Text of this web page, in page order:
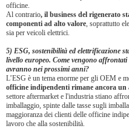
officine.
Al contrario, il business del rigenerato
componenti ad alto valore, soprattutto
sia per veicoli elettrici.
5) ESG, sostenibilità ed elettrificazione
livello europeo. Come vengono
avranno nei prossimi anni?
L’ESG è un tema enorme per gli OEM e
officine indipendenti rimane ancora
settore aftermarket e l'industria stiano
imballaggio, spinte dalle tasse sugli
maggioranza dei clienti delle officine
lavoro che alla sostenibilità.